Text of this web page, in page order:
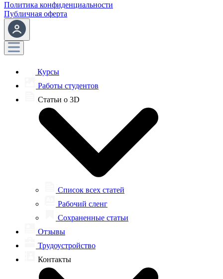
Политика конфиденциальности
Публичная оферта
Курсы
Работы студентов
Статьи о 3D
Список всех статей
Рабочий сленг
Сохраненные статьи
Отзывы
Трудоустройство
Контакты